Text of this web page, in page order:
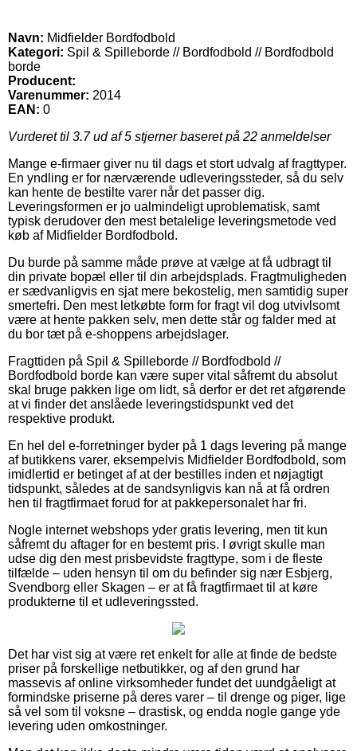
Navn: Midfielder Bordfodbold
Kategori: Spil & Spilleborde // Bordfodbold // Bordfodbold
borde
Producent:
Varenummer: 2014
EAN: 0
Vurderet til 3.7ud af 5 stjerner baseret på 22 anmeldelser
Mange e-firmaer giver nu til dags et stort udvalg af fragttyper.
En yndling er for nærværende udleveringssteder, så du selv
kan hente de bestilte varer når det passer dig.
Leveringsformen er jo ualmindeligt uproblematisk, samt
typisk derudover den mest betalelige leveringsmetode ved
køb af Midfielder Bordfodbold.
Du burde på samme måde prøve at vælge at få udbragt til
din private bopæl eller til din arbejdsplads. Fragtmuligheden
er sædvanligvis en sjat mere bekostelig, men samtidig super
smertefri. Den mest letkøbte form for fragt vil dog utvivlsomt
være at hente pakken selv, men dette står og falder med at
du bor tæt på e-shoppens arbejdslager.
Fragttiden på Spil & Spilleborde // Bordfodbold //
Bordfodbold borde kan være super vital såfremt du absolut
skal bruge pakken lige om lidt, så derfor er det ret afgørende
at vi finder det anslåede leveringstidspunkt ved det
respektive produkt.
En hel del e-forretninger byder på 1 dags levering på mange
af butikkens varer, eksempelvis Midfielder Bordfodbold, som
imidlertid er betinget af at der bestilles inden et nøjagtigt
tidspunkt, således at de sandsynligvis kan nå at få ordren
hen til fragtfirmaet forud for at pakkepersonalet har fri.
Nogle internet webshops yder gratis levering, men tit kun
såfremt du aftager for en bestemt pris. I øvrigt skulle man
udse dig den mest prisbevidste fragttype, som i de fleste
tilfælde – uden hensyn til om du befinder sig nær Esbjerg,
Svendborg eller Skagen – er at få fragtfirmaet til at køre
produkterne til et udleveringssted.
Det har vist sig at være ret enkelt for alle at finde de bedste
priser på forskellige netbutikker, og af den grund har
massevis af online virksomheder fundet det uundgåeligt at
formindske priserne på deres varer – til drenge og piger, lige
så vel som til voksne – drastisk, og endda nogle gange yde
levering uden omkostninger.